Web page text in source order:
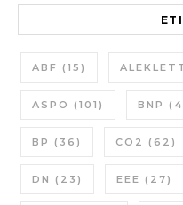
ABF (15)
ASPO (101) BNP
BP (36) CO2 (62)
DN (23) EEE (27)